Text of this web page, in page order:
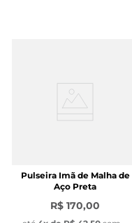
Pulseira Imã de Malha de
Aço Preta
R$ 170,00